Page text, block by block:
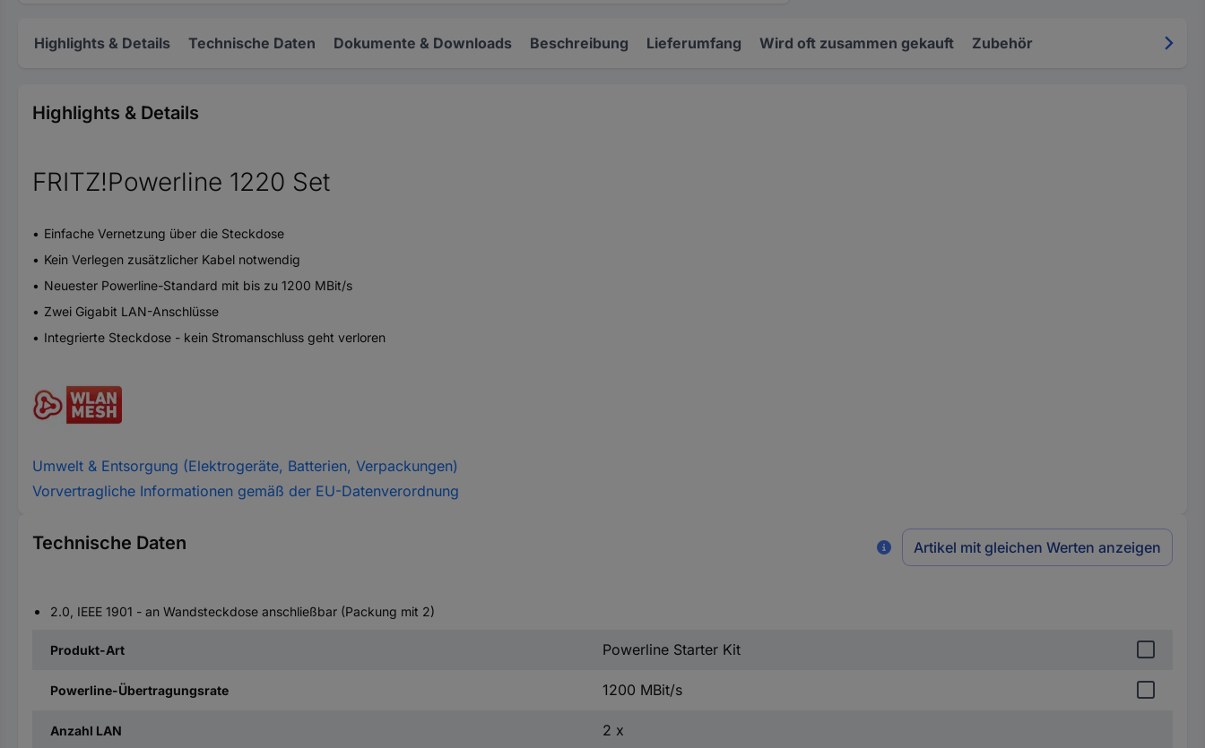
Highlights & Details Technische Daten Dokumente & Downloads Beschreibung Lieferumfang Wird oft zusammen gekauft Zubehör
Highlights & Details
FRITZ!Powerline 1220 Set
Einfache Vernetzung über die Steckdose
Kein Verlegen zusätzlicher Kabel notwendig
Neuester Powerline-Standard mit bis zu 1200 MBit/s
Zwei Gigabit LAN-Anschlüsse
Integrierte Steckdose - kein Stromanschluss geht verloren
Umwelt & Entsorgung (Elektrogeräte, Batterien, Verpackungen)
Vorvertragliche Informationen gemäß der EU-Datenverordnung
Technische Daten Artikel mit gleichen Werten anzeigen
2.0, IEEE 1901 - an Wandsteckdose anschließbar (Packung mit 2)
Produkt-Art Powerline Starter Kit
Powerline-Übertragungsrate 1200 MBit/s
Anzahl LAN 2 x